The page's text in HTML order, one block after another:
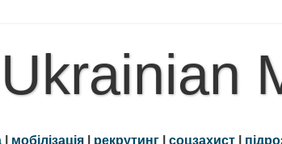
Ukrainian
| мобілізація | рекрутинг | соцзахист |